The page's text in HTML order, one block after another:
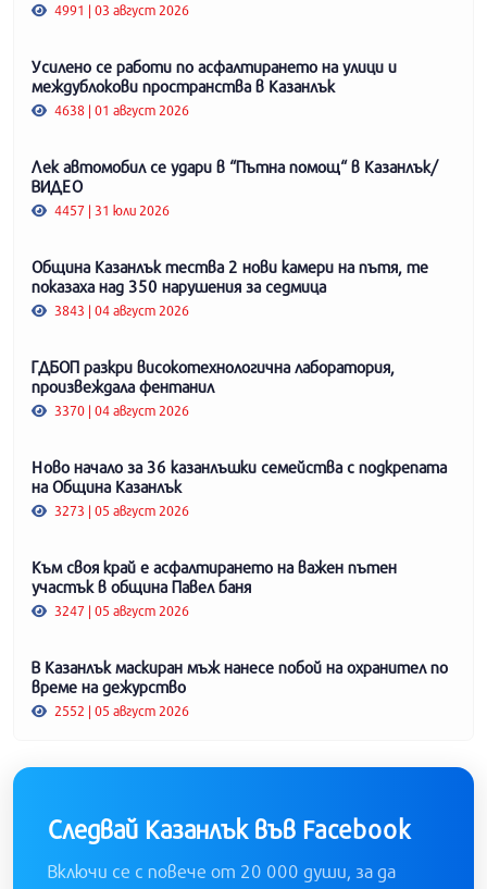
4991 | 03 август 2026
Усилено се работи по асфалтирането на улици и
междублокови пространства в Казанлък
4638 | 01 август 2026
Лек автомобил се удари в “Пътна помощ“ в Казанлък/
ВИДЕО
4457 | 31 юли 2026
Община Казанлък тества 2 нови камери на пътя, те
показаха над 350 нарушения за седмица
3843 | 04 август 2026
ГДБОП разкри високотехнологична лаборатория,
произвеждала фентанил
3370 | 04 август 2026
Ново начало за 36 казанлъшки семейства с подкрепата
на Община Казанлък
3273 | 05 август 2026
Към своя край е асфалтирането на важен пътен
участък в община Павел баня
3247 | 05 август 2026
В Казанлък маскиран мъж нанесе побой на охранител по
време на дежурство
2552 | 05 август 2026
Следвай Казанлък във Facebook
Включи се с повече от 20 000 души, за да